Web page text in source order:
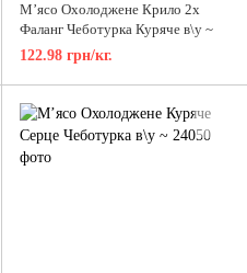
М’ясо Охолоджене Крило 2х
Фаланг Чеботурка Куряче в\у ~
122.98 грн/кг.